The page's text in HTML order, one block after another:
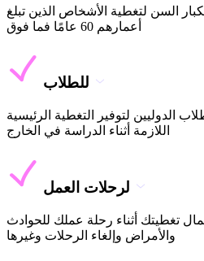
السن لتغطية الأشخاص الذين تبلغ
أعمارهم 60 عامًا فما فوق
للطلاب
الدوليين لتوفير التغطية الرئيسية
اللازمة أثناء الدراسة في الخارج
لرحلات العمل
تغطيتك أثناء رحلة عملك للحوادث
والأمراض وإلغاء الرحلات وغيرها